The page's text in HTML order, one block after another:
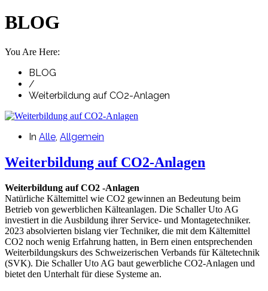
BLOG
You Are Here:
BLOG
/
Weiterbildung auf CO2-Anlagen
In Alle Allgemein
Weiterbildung auf CO2-Anlagen
Weiterbildung auf CO2 -Anlagen
Natürliche Kältemittel wie CO2 gewinnen an Bedeutung beim
Betrieb von gewerblichen Kälteanlagen. Die Schaller Uto AG
investiert in die Ausbildung ihrer Service- und Montagetechniker.
2023 absolvierten bislang vier Techniker, die mit dem Kältemittel
CO2 noch wenig Erfahrung hatten, in Bern einen entsprechenden
Weiterbildungskurs des Schweizerischen Verbands für Kältetechnik
(SVK). Die Schaller Uto AG baut gewerbliche CO2-Anlagen und
bietet den Unterhalt für diese Systeme an.